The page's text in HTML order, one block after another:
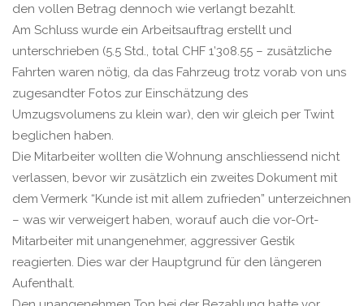
den vollen Betrag dennoch wie verlangt bezahlt.
Am Schluss wurde ein Arbeitsauftrag erstellt und
unterschrieben (5.5 Std., total CHF 1’308.55 – zusätzliche
Fahrten waren nötig, da das Fahrzeug trotz vorab von uns
zugesandter Fotos zur Einschätzung des
Umzugsvolumens zu klein war), den wir gleich per Twint
beglichen haben.
Die Mitarbeiter wollten die Wohnung anschliessend nicht
verlassen, bevor wir zusätzlich ein zweites Dokument mit
dem Vermerk “Kunde ist mit allem zufrieden” unterzeichnen
– was wir verweigert haben, worauf auch die vor-Ort-
Mitarbeiter mit unangenehmer, aggressiver Gestik
reagierten. Dies war der Hauptgrund für den längeren
Aufenthalt.